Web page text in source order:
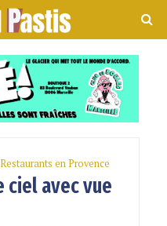
Restaurants en Provence
ciel avec vue